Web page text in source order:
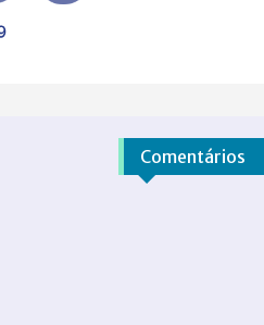
Comentários